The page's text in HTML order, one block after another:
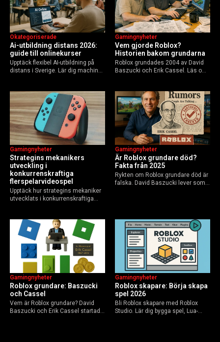
Ai-utbildning distans 2026:
guide till onlinekurser
Okategoriserade
Upptäck flexibel AI-utbildning på
distans i Sverige. Lär dig machine
Guide för nybörjare och
yrkesverksamma som vill bygga…
Vem gjorde Roblox?
Historien bakom grundarna
Gamingnyheter
Roblox grundades 2004 av David
Baszucki och Erik Cassel. Läs om
användare 2025, och vad som
händer inför 2026.
Strategins mekanikers
utveckling i
konkurrenskraftiga
flerspelarvideospel
Gamingnyheter
Upptäck hur strategins mekaniker
utvecklats i konkurrenskraftiga
AI-drivna innovationer.
Är Roblox grundare död?
Fakta från 2025
Gamingnyheter
Rykten om Roblox grundare död är
falska. David Baszucki lever som
Roblox grundare: Baszucki
och Cassel
Gamingnyheter
Vem är Roblox grundare? David
Baszucki och Erik Cassel startade
Roblox skapare: Börja skapa
spel 2026
Gamingnyheter
Bli Roblox skapare med Roblox
Studio. Lär dig bygga spel, Lua-